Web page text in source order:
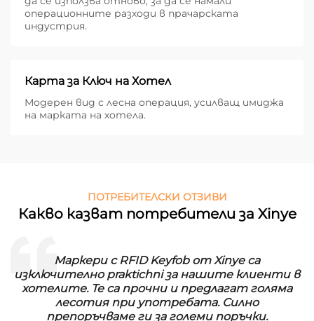
операционните разходи в прачарската
индустрия.
Карта за Ключ на Хотел
Модерен вид с лесна операция, усилващ имиджа
на марката на хотела.
ПОТРЕБИТЕЛСКИ ОТЗИВИ
Какво казват потребители за Xinye
Маркери с RFID Keyfob от Xinye са
изключително praktichni за нашите клиенти в
хотелите. Те са прочни и предлагат голяма
лесотия при употребата. Силно
препоръчваме ги за големи поръчки.